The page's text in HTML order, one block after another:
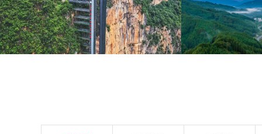
青岛港今年新辟16条国际航线
8月5日，“科伦坡”轮缓缓驶离山东港口青岛港前湾联
河北承德：金山
8月6日，河北承德，